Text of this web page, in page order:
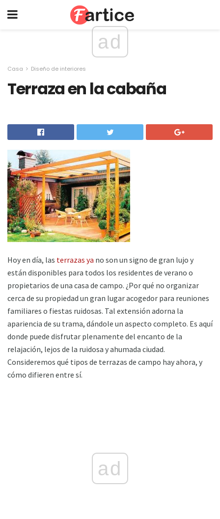
ad
Casa Diseño de interiores
Terraza en la cabaña
Hoy en día, las terrazas ya no son un signo de gran lujo y
están disponibles para todos los residentes de verano o
propietarios de una casa de campo. ¿Por qué no organizar
cerca de su propiedad un gran lugar acogedor para reuniones
familiares o fiestas ruidosas. Tal extensión adorna la
apariencia de su trama, dándole un aspecto completo. Es aquí
donde puede disfrutar plenamente del encanto de la
relajación, lejos de la ruidosa y ahumada ciudad.
Consideremos qué tipos de terrazas de campo hay ahora, y
cómo difieren entre sí.
ad